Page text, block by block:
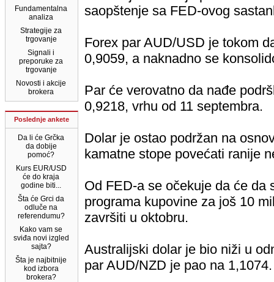
Fundamentalna
analiza
Strategije za
trgovanje
Signali i
preporuke za
trgovanje
Novosti i akcije
brokera
Poslednje ankete
Da li će Grčka
da dobije
pomoć?
Kurs EUR/USD
će do kraja
godine biti...
Šta će Grci da
odluče na
referendumu?
Kako vam se
sviđa novi izgled
sajta?
Šta je najbitnije
kod izbora
brokera?
saopštenje sa FED-ovog
Forex par AUD/USD je tokom
0,9059, a naknadno se
Par će verovatno da nađe
0,9218, vrhu od 11 septembra.
Dolar je ostao podržan na
kamatne stope povećati ranije
Od FED-a se očekuje da će da
programa kupovine za još 10
završiti u oktobru.
Australijski dolar je bio niži u
par AUD/NZD je pao na 1,1074.